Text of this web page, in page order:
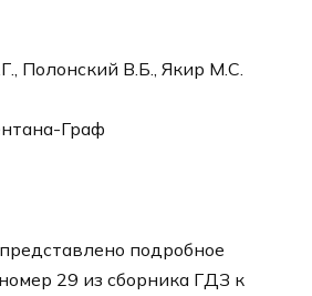
Полонский В.Б., Якир М.С.
Граф
подробное
29 из сборника ГДЗ к